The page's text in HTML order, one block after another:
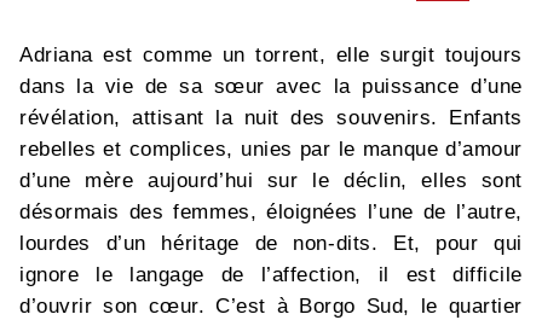
Adriana est comme un torrent, elle surgit toujours
dans la vie de sa sœur avec la puissance d’une
révélation, attisant la nuit des souvenirs. Enfants
rebelles et complices, unies par le manque d’amour
d’une mère aujourd’hui sur le déclin, elles sont
désormais des femmes, éloignées l’une de l’autre,
lourdes d’un héritage de non-dits. Et, pour qui
ignore le langage de l’affection, il est difficile
d’ouvrir son cœur. C’est à Borgo Sud, le quartier